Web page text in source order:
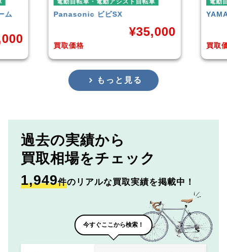
YAMAHAPAS With
買取価格
¥38,929
買取
もっと見る
過去の実績から
買取相場をチェック
1,949件のリアルな買取実績を掲載中！
今すぐここから検索！